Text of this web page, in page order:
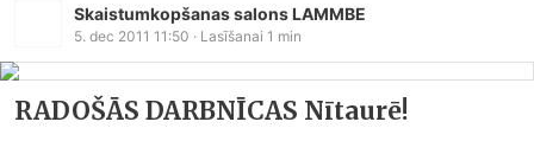
Skaistumkopšanas salons LAMMBE
5. dec 2011 11:50 · Lasīšanai 1 min
RADOŠĀS DARBNĪCAS Nītaurē!